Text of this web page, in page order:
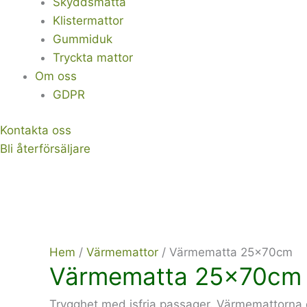
Klistermattor
Gummiduk
Tryckta mattor
Om oss
GDPR
Kontakta oss
Bli återförsäljare
Hem / Värmemattor / Värmematta 25x70cm
Värmematta 25x70cm